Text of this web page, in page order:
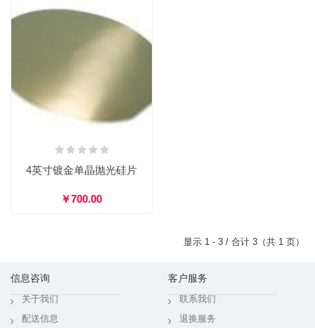
4英寸镀金单晶抛光硅片
￥700.00
显示 1 - 3 / 合计 3（共 1 页）
信息咨询
关于我们
配送信息
客户服务
联系我们
退换服务